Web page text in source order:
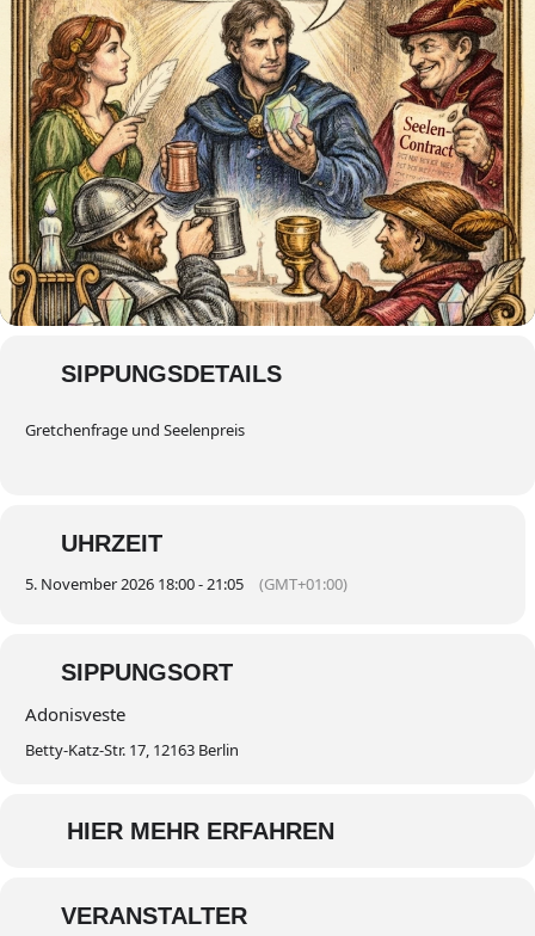
SIPPUNGSDETAILS
Gretchenfrage und Seelenpreis
UHRZEIT
5. November 2026 18:00 - 21:05 (GMT+01:00)
SIPPUNGSORT
Adonisveste
Betty-Katz-Str. 17, 12163 Berlin
HIER MEHR ERFAHREN
VERANSTALTER